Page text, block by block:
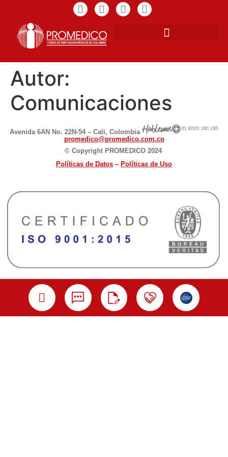
Autor:
Comunicaciones
Avenida 6AN No. 22N-54 – Cali, Colombia
promedico@promedico.com.co
© Copyright PROMEDICO 2024
Políticas de Datos – Políticas de Uso